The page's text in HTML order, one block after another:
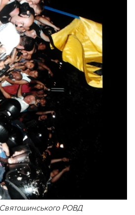
Святошинського РОВД